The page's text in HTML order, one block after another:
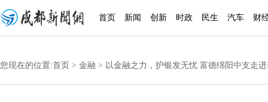
首页 新闻 创新 时政 民生 汽车 财
您现在的位置:首页 > 金融 > 以金融之力，护银发无忧 富德绵阳中支走